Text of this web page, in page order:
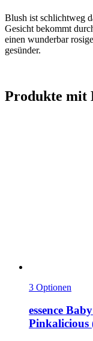
Blush ist schlichtweg
Gesicht bekommt
einen wunderbar
gesünder.
Produkte mit
3 Optionen
essence
Pinkalicious